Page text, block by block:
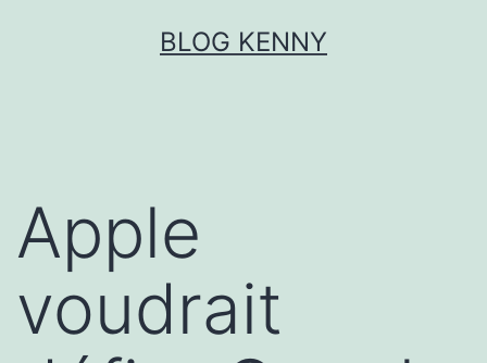
BLOG KENNY
Apple
voudrait